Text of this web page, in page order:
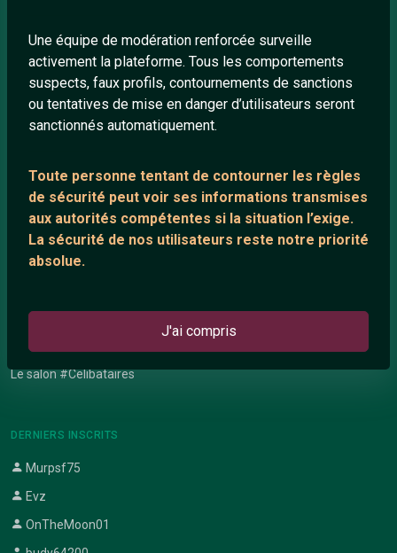
Une équipe de modération renforcée surveille
activement la plateforme. Tous les comportements
suspects, faux profils, contournements de sanctions
ou tentatives de mise en danger d’utilisateurs seront
sanctionnés automatiquement.
Toute personne tentant de contourner les règles
de sécurité peut voir ses informations transmises
aux autorités compétentes si la situation l’exige.
La sécurité de nos utilisateurs reste notre priorité
absolue.
J'ai compris
Playlists YouTube
ANNEXE
Support IRC
ARTICLES RÉCENTS
Chat en ligne
Témoignage de nathanaelle
Le salon #Celibataires
DERNIERS INSCRITS
Murpsf75
Evz
OnTheMoon01